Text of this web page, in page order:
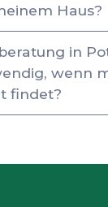
Haus?
in
wenn
findet?